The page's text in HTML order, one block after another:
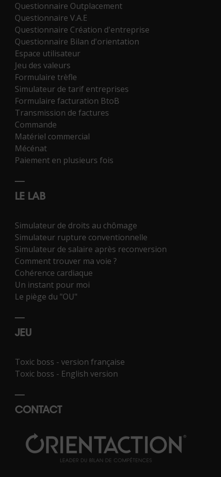
Questionnaire Outplacement
Questionnaire V.A.E
Questionnaire Création d'entreprise
Questionnaire Bilan d'orientation
Espace utilisateur
Jeu des valeurs
Formulaire trèfle
Simulateur de tarif entreprises
Formulaire facturation BtoB
Transmission de factures
Commande
Matériel commercial
Mécénat
Paiement en plusieurs fois
LE LAB
Simulateur de droits au chômage
Simulateur rupture conventionnelle
Simulateur de salaire après reconversion
Comment trouver ma voie ?
Cohérence cardiaque
Un instant pour moi
Le piège du "OU"
JEU
Toxic boss - version française
Toxic boss - English version
CONTACT